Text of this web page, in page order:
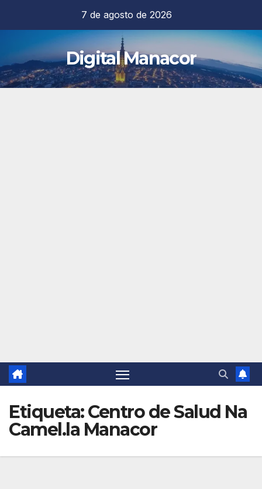
contenido
7 de agosto de 2026
Digital Manacor
Etiqueta:Centro de Salud Na
Camel.la Manacor